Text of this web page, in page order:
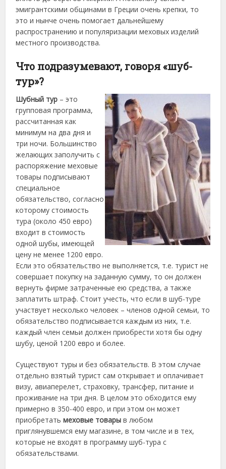
эмигрантскими общинами в Греции очень крепки, то
это и нынче очень помогает дальнейшему
распространению и популяризации меховых изделий
местного производства.
Что подразумевают, говоря «шуб-
тур»?
Шубный тур – это
групповая программа,
рассчитанная как
минимум на два дня и
три ночи. Большинство
желающих заполучить с
распоряжение меховые
товары подписывают
специальное
обязательство, согласно
которому стоимость
тура (около 450 евро)
входит в стоимость
одной шубы, имеющей
цену не менее 1200 евро.
Если это обязательство не выполняется, т.е. турист не
совершает покупку на заданную сумму, то он должен
вернуть фирме затраченные ею средства, а также
заплатить штраф. Стоит учесть, что если в шуб-туре
участвует несколько человек – членов одной семьи, то
обязательство подписывается каждым из них, т.е.
каждый член семьи должен приобрести хотя бы одну
шубу, ценой 1200 евро и более.
Существуют туры и без обязательств. В этом случае
отдельно взятый турист сам открывает и оплачивает
визу, авиаперелет, страховку, трансфер, питание и
проживание на три дня. В целом это обходится ему
примерно в 350-400 евро, и при этом он может
приобретатьмеховые товары в любом
приглянувшемся ему магазине, в том числе и в тех,
которые не входят в программу шуб-тура с
обязательствами.